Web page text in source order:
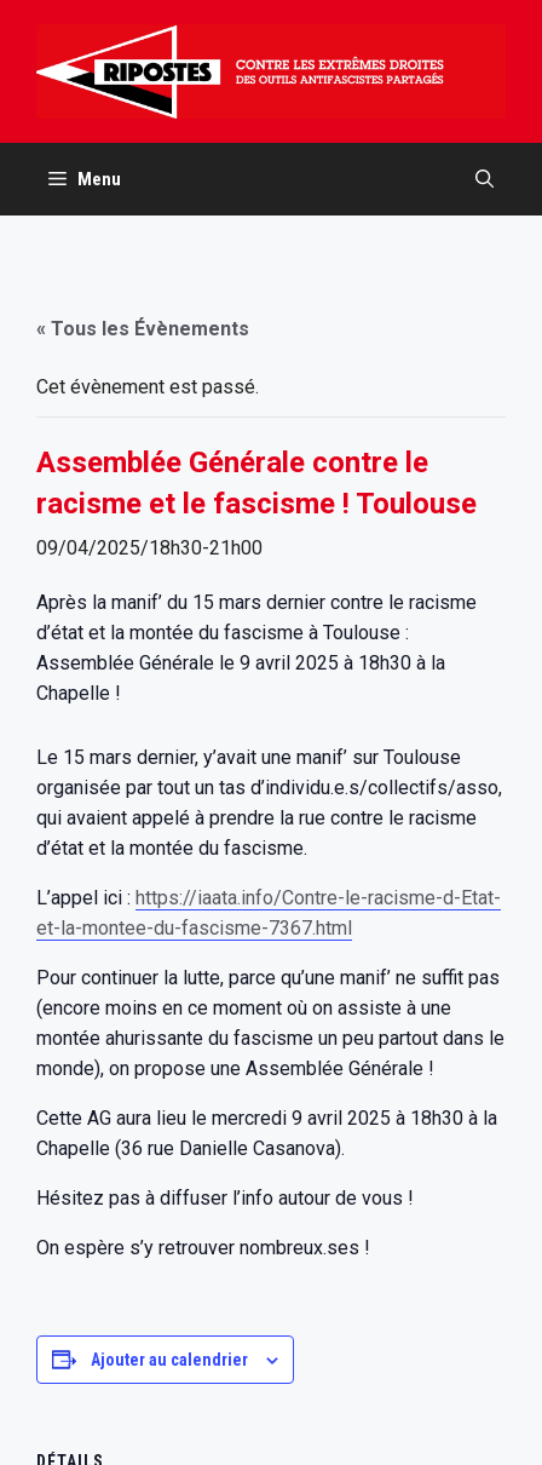
contenu
Menu
« Tous les Évènements
Cet évènement est passé.
Assemblée Générale contre le
racisme et le fascisme ! Toulouse
09/04/2025/18h30-21h00
Après la manif’ du 15 mars dernier contre le racisme
d’état et la montée du fascisme à Toulouse :
Assemblée Générale le 9 avril 2025 à 18h30 à la
Chapelle !
Le 15 mars dernier, y’avait une manif’ sur Toulouse
organisée par tout un tas d’individu.e.s/collectifs/asso,
qui avaient appelé à prendre la rue contre le racisme
d’état et la montée du fascisme.
L’appel ici : https://iaata.info/Contre-le-racisme-d-Etat-
et-la-montee-du-fascisme-7367.html
Pour continuer la lutte, parce qu’une manif’ ne suffit pas
(encore moins en ce moment où on assiste à une
montée ahurissante du fascisme un peu partout dans le
monde), on propose une Assemblée Générale !
Cette AG aura lieu le mercredi 9 avril 2025 à 18h30 à la
Chapelle (36 rue Danielle Casanova).
Hésitez pas à diffuser l’info autour de vous !
On espère s’y retrouver nombreux.ses !
Ajouter au calendrier
DÉTAILS